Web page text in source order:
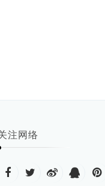
注网络